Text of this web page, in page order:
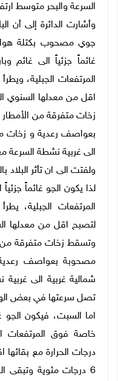
السرعة والبحر متوسط
وأشارت الدائرة إلى أن
جوي مصحوب بكتلة
غائماً جزئياً الى غائم
المرتفعات الجبلية،
زخات متفرقة من
بعواصف رعدية و زخات من
الى غربية نشطة السرعة
ولفتت الى ان تأثر
لذا يكون الجو غائماً
المرتفعات الجبلية،
وتسقط زخات متفرقة من
مصحوبة بعواصف رعدية
شمالية غربية الى
تصل سرعتها في بعض الهبات الى 70 كم/ساعة
اما السبت، فيكون الجو
خاصة فوق المرتفعات
درجات الحرارة مع
6 درجات مئوية